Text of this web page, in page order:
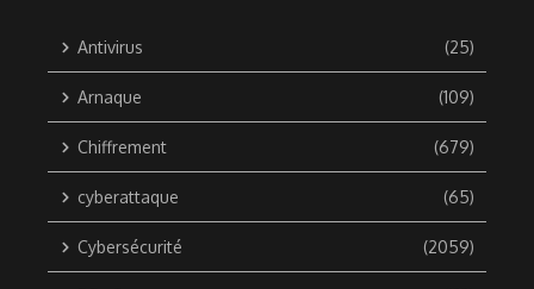
Antivirus (25)
Arnaque (109)
Chiffrement (679)
cyberattaque (65)
Cybersécurité (2059)